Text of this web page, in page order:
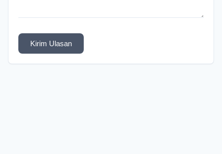
Kirim Ulasan